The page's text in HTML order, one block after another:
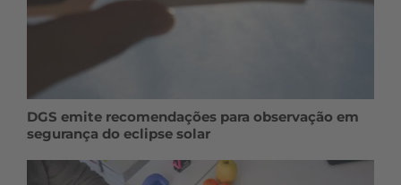
DGS emite recomendações para observação em
segurança do eclipse solar